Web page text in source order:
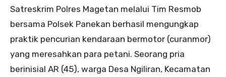
Satreskrim Polres Magetan melalui Tim Resmob
bersama Polsek Panekan berhasil mengungkap
praktik pencurian kendaraan bermotor (curanmor)
yang meresahkan para petani. Seorang pria
berinisial AR (45), warga Desa Ngiliran, Kecamatan